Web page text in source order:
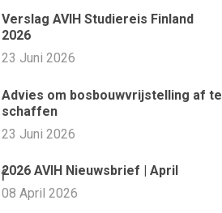
Verslag AVIH Studiereis Finland
2026
23 Juni 2026
Advies om bosbouwvrijstelling af te
schaffen
23 Juni 2026
2026 AVIH Nieuwsbrief | April
08 April 2026